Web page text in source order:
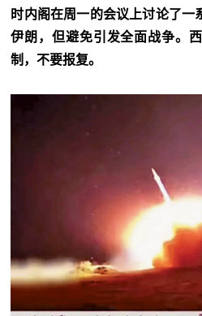
时内阁在周一的会议上讨论了一
伊朗，但避免引发全面战争。
制，不要报复。